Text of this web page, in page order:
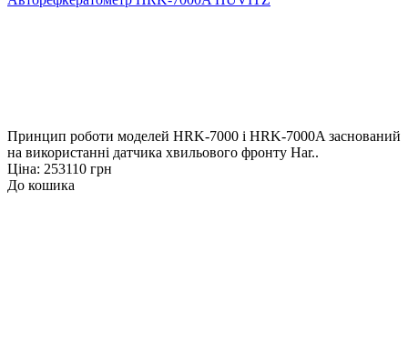
Принцип роботи моделей HRK-7000 і HRK-7000A заснований
на використанні датчика хвильового фронту Har..
Ціна: 253110 грн
До кошика